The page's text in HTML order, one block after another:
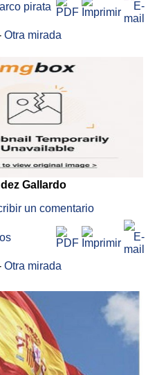
pirata
Otra mirada
Gallardo
un comentario
Otra mirada